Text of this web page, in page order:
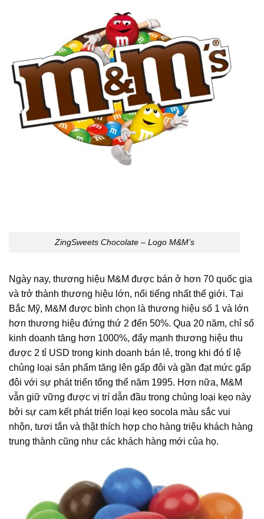
ZingSweets Chocolate – Logo M&M’s
Ngày nay, thương hiệu M&M được bán ở hơn 70 quốc gia
và trở thành thương hiệu lớn, nổi tiếng nhất thế giới. Tại
Bắc Mỹ, M&M được bình chọn là thương hiệu số 1 và lớn
hơn thương hiệu đứng thứ 2 đến 50%. Qua 20 năm, chỉ số
kinh doanh tăng hơn 1000%, đẩy mạnh thương hiệu thu
được 2 tỉ USD trong kinh doanh bán lẻ, trong khi đó tỉ lệ
chủng loại sản phẩm tăng lên gấp đôi và gần đạt mức gấp
đôi với sự phát triển tổng thể năm 1995. Hơn nữa, M&M
vẫn giữ vững được vị trí dẫn đầu trong chủng loại kẹo này
bởi sự cam kết phát triển loại kẹo socola màu sắc vui
nhộn, tươi tắn và thật thích hợp cho hàng triệu khách hàng
trung thành cũng như các khách hàng mới của họ.